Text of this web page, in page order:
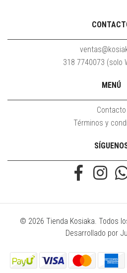
318 7740073 (solo
MENÚ
Contacto
Términos y
© 2026 Tienda Kosiaka. Todos
Desarrollado por